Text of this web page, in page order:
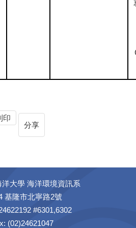
印
分享
洋大學 海洋環境資訊系
基隆市北寧路2號
#6301,6302
(02)24621047